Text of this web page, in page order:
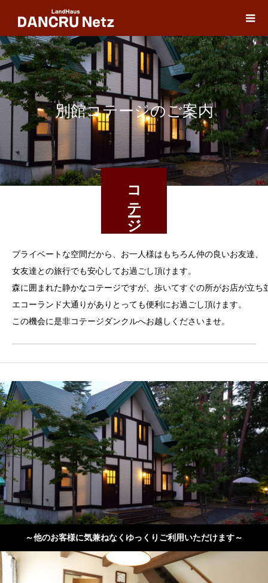
別館コテージのご案内
コテージ
プライベートな空間だから、お一人様はもちろん仲の良いお友達、
女友達との旅行でも安心してお過ごし頂けます。
森に囲まれた静かなコテージですが、歩いてすぐの所がお店が立ち
エコーランド大通りがありとっても便利にお過ごし頂けます。
この機会に是非コテージダンクルへお越しくださいませ。
～他のお客様に気兼ねなくゆっくりご利用いただけます～